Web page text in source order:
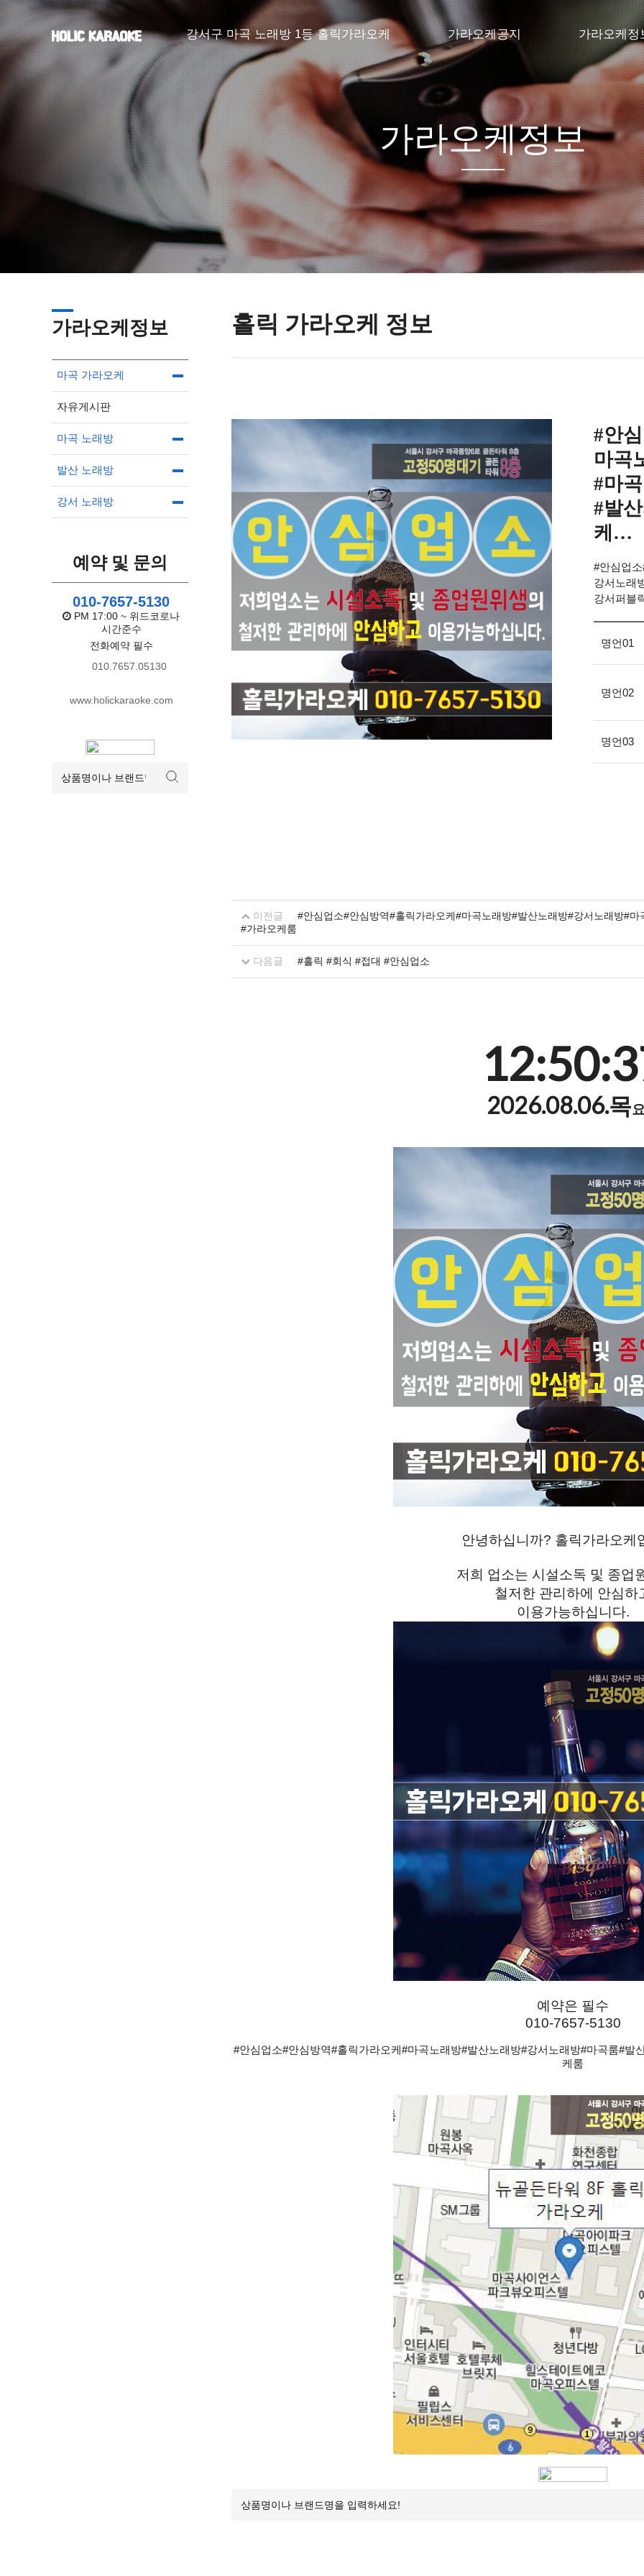
강서구 마곡 노래방 1등 홀릭가라오케
#마곡룸#발산룸
#마곡가라오케#발산가라오케#강서가라오케
#마곡퍼블릭#발산퍼블릭#강서퍼블릭
#마곡노래방#발산노래방#강서노래방
가라오케공지 가라오케정
마곡 가라오케
자유게시판
마곡 노래방
발산 노래방
강서 노래방
가라오케정보
가라오케정보
마곡 가라오케
자유게시판
마곡 노래방
발산 노래방
강서 노래방
예약 및 문의
010-7657-5130
PM 17:00 ~ 위드코로나
시간준수
전화예약 필수
010.7657.05130
www.holickaraoke.com
홀릭 가라오케 정보
#안
마곡
#마
#발
케…
#안심업
강서노래
강서퍼블
명언01
명언02
명언03
이전글
#안심업소#안심방역#홀릭가라오케#마곡노래방#발산노래방#강서노래방#
#가라오케룸
다음글 #홀릭 #회식 #접대 #안심업소
2026.08.06.목
안녕하십니까? 홀릭가라오케
저희 업소는 시설소독 및 종업
철저한 관리하에 안심하
이용가능하십니다.
예약은 필수
010-7657-5130
#안심업소#안심방역#홀릭가라오케#마곡노래방#발산노래방#강서노래방#마곡룸#
케룸